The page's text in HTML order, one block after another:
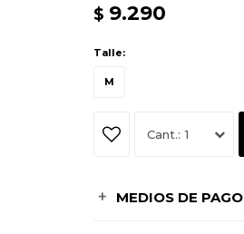
$ 9.290
Talle:
M
1
MEDIOS DE PAGO